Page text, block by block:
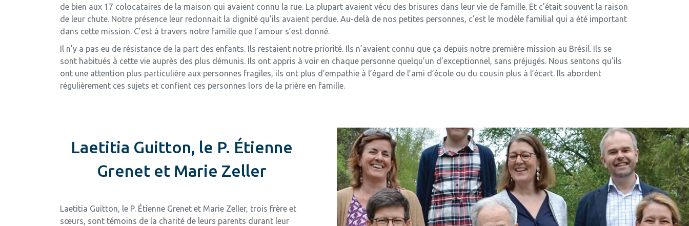
de bien aux 17 colocataires de la maison qui avaient connu la rue. La plupart avaient vécu des brisures dans leur vie de famille. Et c’était souvent la raison
de leur chute. Notre présence leur redonnait la dignité qu’ils avaient perdue. Au-delà de nos petites personnes, c’est le modèle familial qui a été important
dans cette mission. C’est à travers notre famille que l’amour s’est donné.
Il n’y a pas eu de résistance de la part des enfants. Ils restaient notre priorité. Ils n’avaient connu que ça depuis notre première mission au Brésil. Ils se
sont habitués à cette vie auprès des plus démunis. Ils ont appris à voir en chaque personne quelqu’un d’exceptionnel, sans préjugés. Nous sentons qu’ils
ont une attention plus particulière aux personnes fragiles, ils ont plus d’empathie à l’égard de l’ami d’école ou du cousin plus à l’écart. Ils abordent
régulièrement ces sujets et confient ces personnes lors de la prière en famille.
Laetitia Guitton, le P. Étienne
Grenet et Marie Zeller
Laetitia Guitton, le P. Étienne Grenet et Marie Zeller, trois frère et
sœurs, sont témoins de la charité de leurs parents durant leur